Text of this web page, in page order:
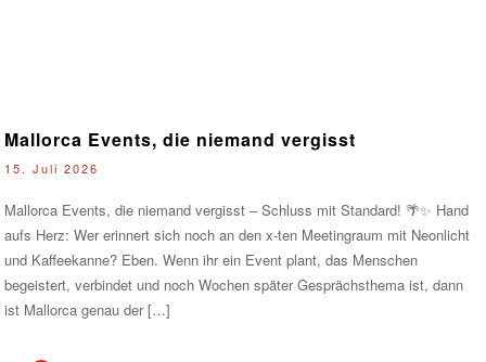
Mallorca Events, die niemand vergisst
15. Juli 2026
Mallorca Events, die niemand vergisst – Schluss mit Standard! 🌴✨ Hand
aufs Herz: Wer erinnert sich noch an den x-ten Meetingraum mit Neonlicht
und Kaffeekanne? Eben. Wenn ihr ein Event plant, das Menschen
begeistert, verbindet und noch Wochen später Gesprächsthema ist, dann
ist Mallorca genau der […]